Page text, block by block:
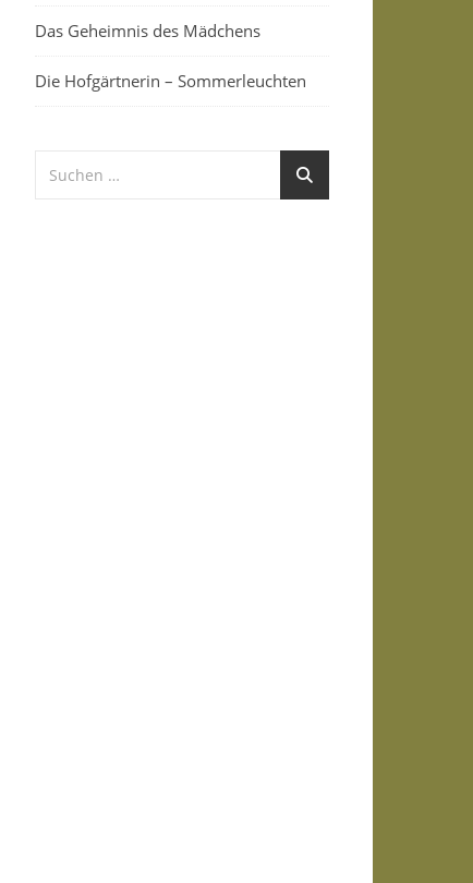
Das Geheimnis des Mädchens
Die Hofgärtnerin – Sommerleuchten